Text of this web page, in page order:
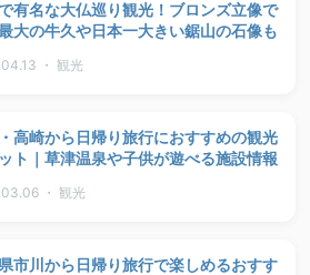
有名な大仏巡り観光！ブロンズ立像で
大の牛久や日本一大きい鋸山の石像も
・ 観光
高崎から日帰り旅行におすすめの観光
ト｜草津温泉や子供が遊べる施設情報
・ 観光
市川から日帰り旅行で楽しめるおすす